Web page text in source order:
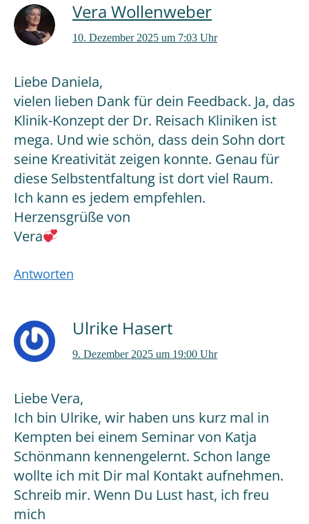
Vera Wollenweber
10. Dezember 2025 um 7:03 Uhr
Liebe Daniela,
vielen lieben Dank für dein Feedback. Ja, das
Klinik-Konzept der Dr. Reisach Kliniken ist
mega. Und wie schön, dass dein Sohn dort
seine Kreativität zeigen konnte. Genau für
diese Selbstentfaltung ist dort viel Raum.
Ich kann es jedem empfehlen.
Herzensgrüße von
Vera
Antworten
Ulrike Hasert
9. Dezember 2025 um 19:00 Uhr
Liebe Vera,
Ich bin Ulrike, wir haben uns kurz mal in
Kempten bei einem Seminar von Katja
Schönmann kennengelernt. Schon lange
wollte ich mit Dir mal Kontakt aufnehmen.
Schreib mir. Wenn Du Lust hast, ich freu
mich